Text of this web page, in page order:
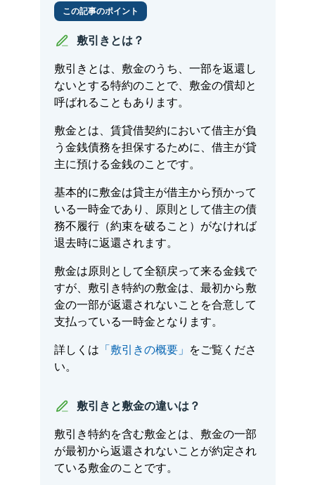
この記事のポイント
敷引きとは？
敷引きとは、敷金のうち、一部を返還し
ないとする特約のことで、敷金の償却と
呼ばれることもあります。
敷金とは、賃貸借契約において借主が負
う金銭債務を担保するために、借主が貸
主に預ける金銭のことです。
基本的に敷金は貸主が借主から預かって
いる一時金であり、原則として借主の債
務不履行（約束を破ること）がなければ
退去時に返還されます。
敷金は原則として全額戻って来る金銭で
すが、敷引き特約の敷金は、最初から敷
金の一部が返還されないことを合意して
支払っている一時金となります。
詳しくは 「敷引きの概要」
をご覧くださ
い。
敷引きと敷金の違いは？
敷引き特約を含む敷金とは、敷金の一部
が最初から返還されないことが約定され
ている敷金のことです。